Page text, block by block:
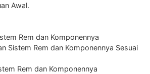
Awal.
Rem dan Komponennya
Sistem Rem dan Komponennya Sesuai
Rem dan Komponennya